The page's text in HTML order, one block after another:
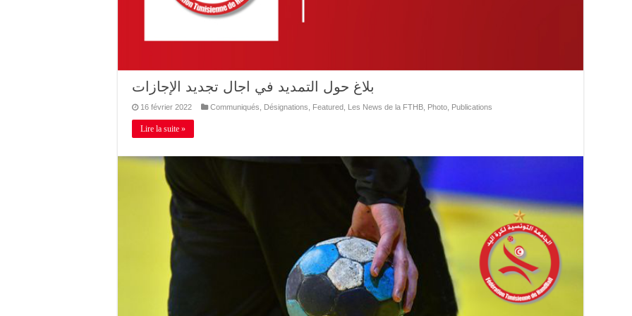
بلاغ حول التمديد في اجال تجديد الإجازات
16 février 2022 Communiqués Désignations Featured Les News de la FTHB Photo Publications
Lire la suite »